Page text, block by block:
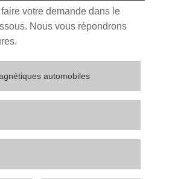
votre demande dans le
Nous vous répondrons